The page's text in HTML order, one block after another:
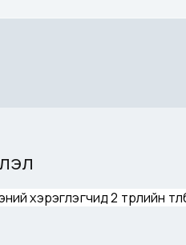
2 төрлийн